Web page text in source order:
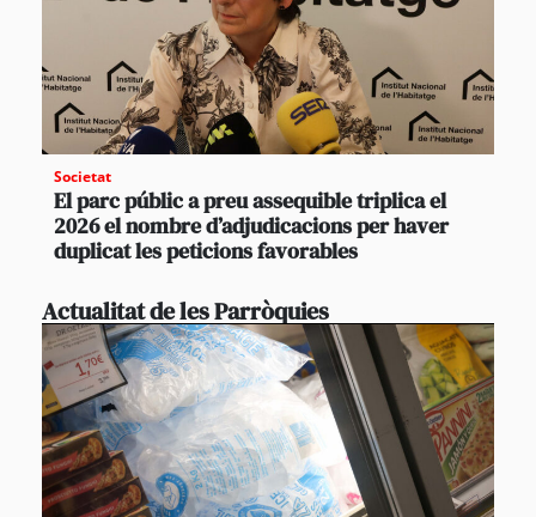
Societat
El parc públic a preu assequible triplica el
2026 el nombre d’adjudicacions per haver
duplicat les peticions favorables
Actualitat de les Parròquies